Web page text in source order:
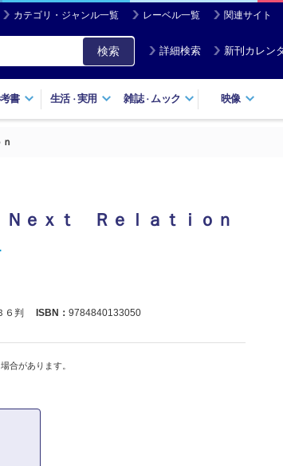
カテゴリ・ジャンル一覧 レーベル一覧 関連サイト
検索 詳細検索 新刊カレン
書 生活・実用 雑誌・ ムック 映像
ｅｘｔ Ｒｅｌａｔｉｏｎ
６判 ISBN： 9784840133050
合があります。